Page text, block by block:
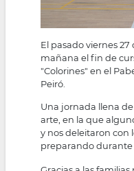
El pasado viernes
mañana el fin de
"Colorines" en el
Peiró.
Una jornada llena
arte, en la que
y nos deleitaron con
preparando durante